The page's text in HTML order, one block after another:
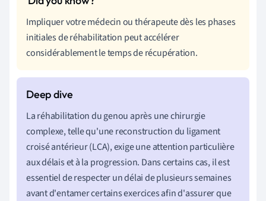
Impliquer votre médecin ou thérapeute dès les phases
initiales de réhabilitation peut accélérer
considérablement le temps de récupération.
La réhabilitation du genou après une chirurgie
complexe, telle qu'une reconstruction du ligament
croisé antérieur (LCA), exige une attention particulière
aux délais et à la progression. Dans certains cas, il est
essentiel de respecter un délai de plusieurs semaines
avant d'entamer certains exercices afin d'assurer que